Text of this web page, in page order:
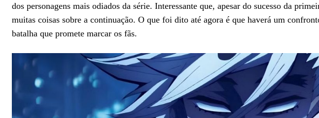
dos personagens mais odiados da série. Interessante que, apesar do sucesso da
muitas coisas sobre a continuação. O que foi dito até agora é que haverá um
batalha que promete marcar os fãs.